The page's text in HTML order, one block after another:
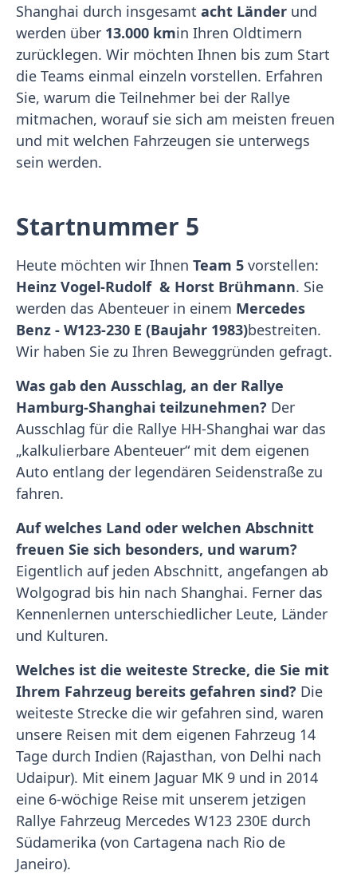
Shanghai durch insgesamt acht Länder und
werden über 13.000 kmin Ihren Oldtimern
zurücklegen. Wir möchten Ihnen bis zum Start
die Teams einmal einzeln vorstellen. Erfahren
Sie, warum die Teilnehmer bei der Rallye
mitmachen, worauf sie sich am meisten freuen
und mit welchen Fahrzeugen sie unterwegs
sein werden.
Startnummer 5
Heute möchten wir Ihnen Team 5 vorstellen:
Heinz Vogel-Rudolf & Horst Brühmann. Sie
werden das Abenteuer in einem Mercedes
Benz - W123-230 E (Baujahr 1983)bestreiten.
Wir haben Sie zu Ihren Beweggründen gefragt.
Was gab den Ausschlag, an der Rallye
Hamburg-Shanghai teilzunehmen? Der
Ausschlag für die Rallye HH-Shanghai war das
„kalkulierbare Abenteuer“ mit dem eigenen
Auto entlang der legendären Seidenstraße zu
fahren.
Auf welches Land oder welchen Abschnitt
freuen Sie sich besonders, und warum?
Eigentlich auf jeden Abschnitt, angefangen ab
Wolgograd bis hin nach Shanghai. Ferner das
Kennenlernen unterschiedlicher Leute, Länder
und Kulturen.
Welches ist die weiteste Strecke, die Sie mit
Ihrem Fahrzeug bereits gefahren sind? Die
weiteste Strecke die wir gefahren sind, waren
unsere Reisen mit dem eigenen Fahrzeug 14
Tage durch Indien (Rajasthan, von Delhi nach
Udaipur). Mit einem Jaguar MK 9 und in 2014
eine 6-wöchige Reise mit unserem jetzigen
Rallye Fahrzeug Mercedes W123 230E durch
Südamerika (von Cartagena nach Rio de
Janeiro).